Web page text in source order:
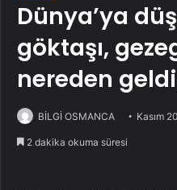
Dünya’ya
göktaşı,
nereden
BİLGİ OSMANCA Kasım
2 dakika okuma süresi